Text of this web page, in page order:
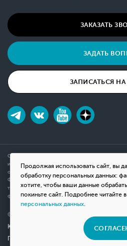
Продолжая использовать сайт, вы
обработку персональных данных:
хотите, чтобы ваши данные
покиньте сайт. Подробнее читайте в
персональных данных.
ЗАКАЗАТЬ
ЗАДАТЬ
ЗАПИСАТЬСЯ НА
Обращаем ваше внимание на то, что данный
информационный характер и ни при каких
определяемой положениями Статьи 437(2)
Федерации. Для получения подробной
товаров, пожалуйста, обращайтесь к
формы связи на сайте или по телефону.
© 2026 Мотосалон «ВНЕ ДОРОГ»
Юридическая информация
Политика конфиденциальности